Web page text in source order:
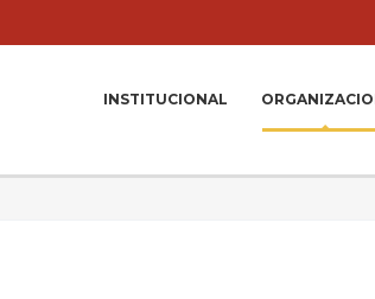
INSTITUCIONAL